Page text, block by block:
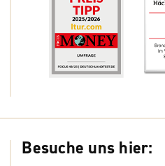
Besuche uns hier: